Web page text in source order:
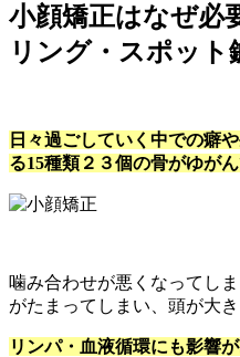
小顔矯正はなぜ
リング・スポッ
日々過ごしていく中での癖
る15種類２３個の骨がゆがん
噛み合わせが悪くなってし
がたまってしまい、頭が大
リンパ・血液循環にも影響